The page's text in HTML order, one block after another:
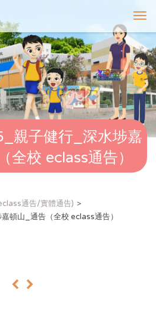
T
o
g
g
l
e
n
v
i
親子健行_深水埗嘉
全校 eclass通告）
通告/實體通告)
頓山_通告（全校 eclass通告）
« »